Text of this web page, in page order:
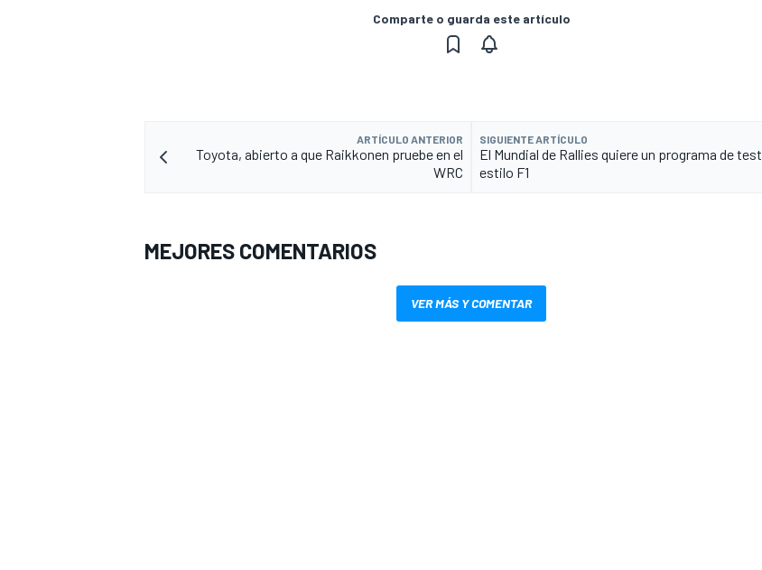
Comparte o guarda este artículo
ARTÍCULO ANTERIOR
Toyota, abierto a que Raikkonen pruebe en el
WRC
SIGUIENTE ARTÍCULO
El Mundial de Rallies quiere un programa de test
estilo F1
MEJORES COMENTARIOS
VER MÁS Y COMENTAR